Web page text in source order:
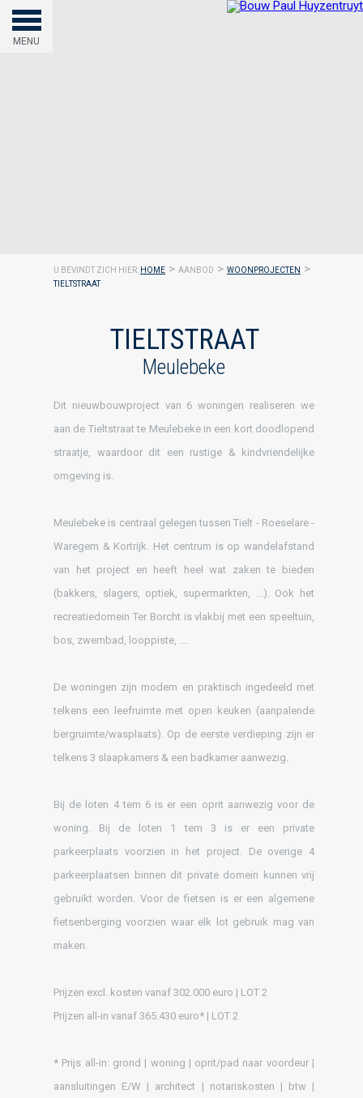
MENU
U BEVINDT ZICH HIER: HOME > AANBOD > WOONPROJECTEN >
TIELTSTRAAT
TIELTSTRAAT
Meulebeke
Dit nieuwbouwproject van 6 woningen realiseren we
aan de Tieltstraat te Meulebeke in een kort doodlopend
straatje, waardoor dit een rustige & kindvriendelijke
omgeving is.
Meulebeke is centraal gelegen tussen Tielt - Roeselare -
Waregem & Kortrijk. Het centrum is op wandelafstand
van het project en heeft heel wat zaken te bieden
(bakkers, slagers, optiek, supermarkten, ...). Ook het
recreatiedomein Ter Borcht is vlakbij met een speeltuin,
bos, zwembad, looppiste, ....
De woningen zijn modern en praktisch ingedeeld met
telkens een leefruimte met open keuken (aanpalende
bergruimte/wasplaats). Op de eerste verdieping zijn er
telkens 3 slaapkamers & een badkamer aanwezig.
Bij de loten 4 tem 6 is er een oprit aanwezig voor de
woning. Bij de loten 1 tem 3 is er een private
parkeerplaats voorzien in het project. De overige 4
parkeerplaatsen binnen dit private domein kunnen vrij
gebruikt worden. Voor de fietsen is er een algemene
fietsenberging voorzien waar elk lot gebruik mag van
maken.
Prijzen excl. kosten vanaf 302.000 euro | LOT 2
Prijzen all-in vanaf 365.430 euro* | LOT 2
* Prijs all-in: grond | woning | oprit/pad naar voordeur |
aansluitingen E/W | architect | notariskosten | btw |